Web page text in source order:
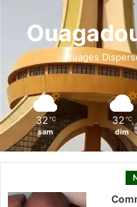
o
k
Nuages
32 ℃
sam
32 ℃
dim